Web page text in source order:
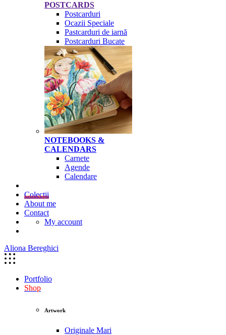
POSTCARDS
Postcarduri
Ocazii Speciale
Pastcarduri de iarnă
Postcarduri Bucate
NOTEBOOKS &
CALENDARS
Carnete
Agende
Calendare
Colecții
About me
Contact
My account
Aliona Bereghici
Portfolio
Shop
Artwork
Originale Mari